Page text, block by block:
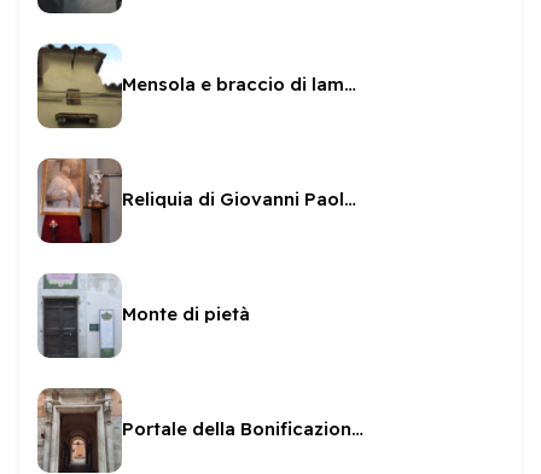
Mensola e braccio di lampada
Reliquia di Giovanni Paolo II
Monte di pietà
Portale della Bonificazione Umbra